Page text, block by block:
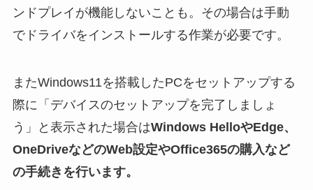
ンドプレイが機能しないことも。その場合は手動
でドライバをインストールする作業が必要です。
またWindows11を搭載したPCをセットアップする
際に「デバイスのセットアップを完了しましょ
う」と表示された場合はWindows HelloやEdge、
OneDriveなどのWeb設定やOffice365の購入など
の手続きを行います。